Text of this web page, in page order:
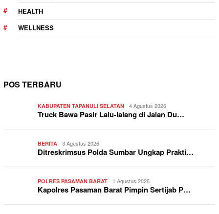
HEALTH
WELLNESS
POS TERBARU
KABUPATEN TAPANULI SELATAN 4 Agustus 2026
Truck Bawa Pasir Lalu-lalang di Jalan Du…
BERITA 3 Agustus 2026
Ditreskrimsus Polda Sumbar Ungkap Prakti…
POLRES PASAMAN BARAT 1 Agustus 2026
Kapolres Pasaman Barat Pimpin Sertijab P…